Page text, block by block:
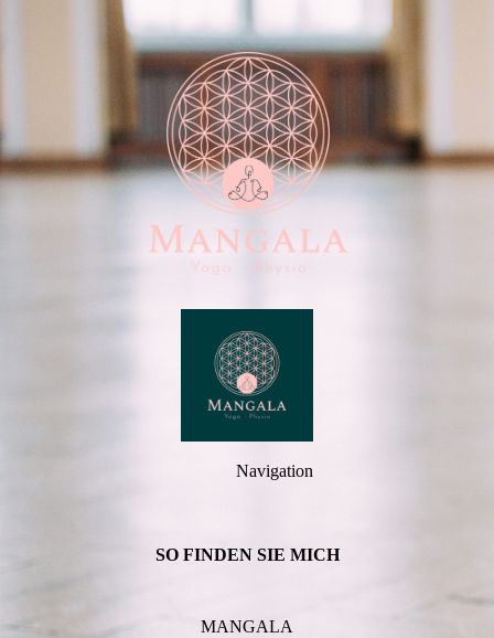
Navigation
SO FINDEN SIE MICH
MANGALA